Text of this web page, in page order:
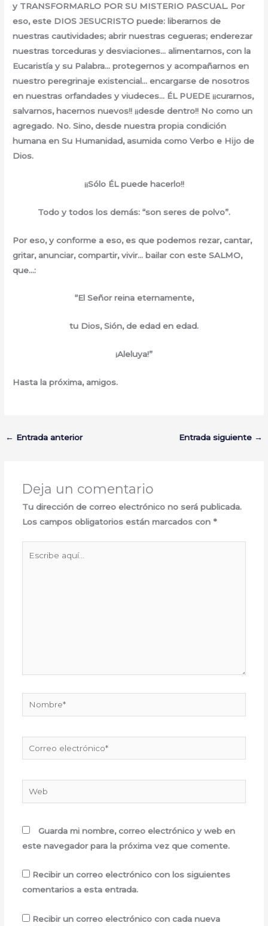
y TRANSFORMARLO POR SU MISTERIO PASCUAL. Por
eso, este DIOS JESUCRISTO puede: liberarnos de
nuestras cautividades; abrir nuestras cegueras; enderezar
nuestras torceduras y desviaciones… alimentarnos, con la
Eucaristía y su Palabra… protegernos y acompañarnos en
nuestro peregrinaje existencial… encargarse de nosotros
en nuestras orfandades y viudeces… ÉL PUEDE ¡¡curarnos,
salvarnos, hacernos nuevos!! ¡¡desde dentro!! No como un
agregado. No. Sino, desde nuestra propia condición
humana en Su Humanidad, asumida como Verbo e Hijo de
Dios.
¡¡Sólo ÉL puede hacerlo!!
Todo y todos los demás: “son seres de polvo”.
Por eso, y conforme a eso, es que podemos rezar, cantar,
gritar, anunciar, compartir, vivir… bailar con este SALMO,
que…:
“El Señor reina eternamente,
tu Dios, Sión, de edad en edad.
¡Aleluya!”
Hasta la próxima, amigos.
← Entrada anterior Entrada siguiente →
Deja un comentario
Tu dirección de correo electrónico no será publicada.
Los campos obligatorios están marcados con *
Nombre*
electrónico*
Guarda mi nombre, correo electrónico y web en
este navegador para la próxima vez que comente.
Recibir un correo electrónico con los siguientes
comentarios a esta entrada.
Recibir un correo electrónico con cada nueva